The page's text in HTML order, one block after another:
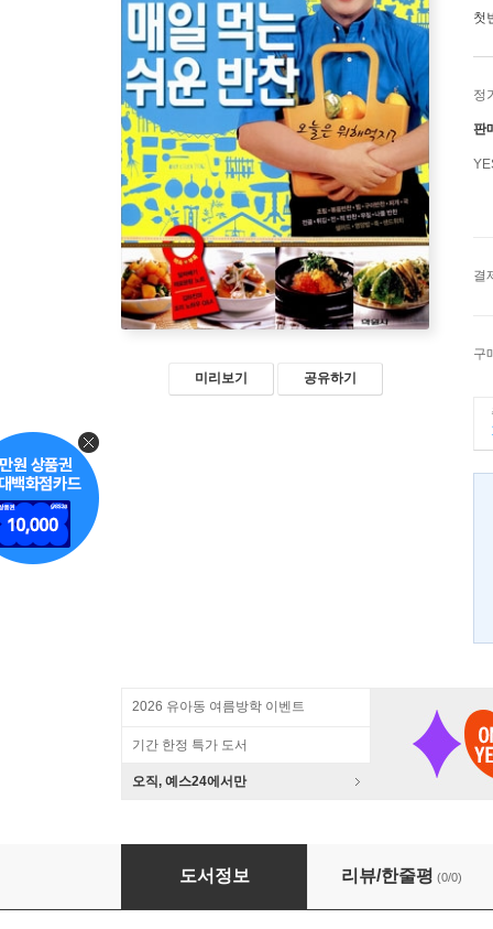
미리보기 공유하기
첫
정
판
결
구
2026 유아동 여름방학 이벤트
기간 한정 특가 도서
오직, 예스24에서만
김하진의 매일 먹는 쉬운 반찬
도서정보 리뷰/한줄평 (0/0)